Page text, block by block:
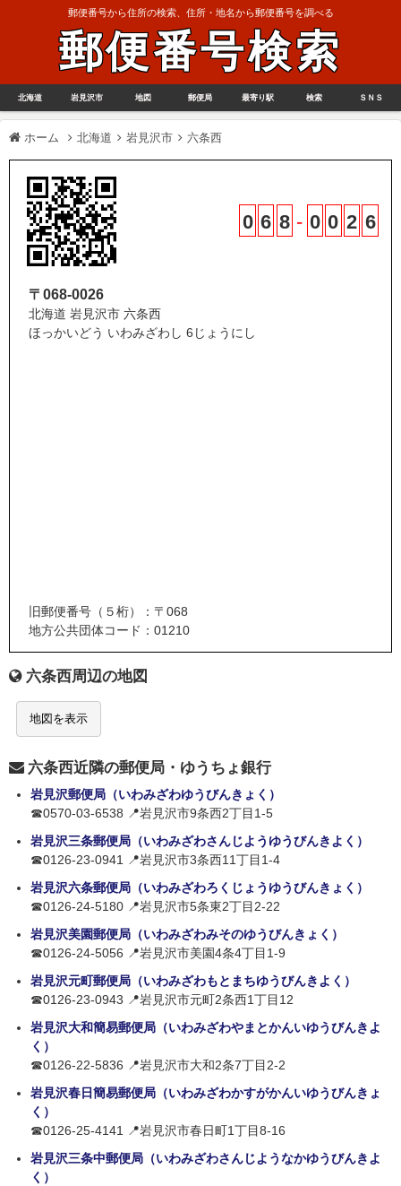
郵便番号から住所の検索、住所・地名から郵便番号を調べる
郵便番号検索
北海道 岩見沢市 地図 郵便局 最寄り駅 検索 ＳＮＳ
ホーム 北海道 岩見沢市 六条西
0 6 8 - 0 0 2 6
〒068-0026
北海道 岩見沢市 六条西
ほっかいどう いわみざわし 6じょうにし
旧郵便番号（５桁）：〒068
地方公共団体コード：01210
六条西周辺の地図
地図を表示
六条西近隣の郵便局・ゆうちょ銀行
岩見沢郵便局（いわみざわゆうびんきょく）
☎0570-03-6538 📍岩見沢市9条西2丁目1-5
岩見沢三条郵便局（いわみざわさんじようゆうびんきよく）
☎0126-23-0941 📍岩見沢市3条西11丁目1-4
岩見沢六条郵便局（いわみざわろくじょうゆうびんきょく）
☎0126-24-5180 📍岩見沢市5条東2丁目2-22
岩見沢美園郵便局（いわみざわみそのゆうびんきょく）
☎0126-24-5056 📍岩見沢市美園4条4丁目1-9
岩見沢元町郵便局（いわみざわもとまちゆうびんきよく）
☎0126-23-0943 📍岩見沢市元町2条西1丁目12
岩見沢大和簡易郵便局（いわみざわやまとかんいゆうびんきよ
く）
☎0126-22-5836 📍岩見沢市大和2条7丁目2-2
岩見沢春日簡易郵便局（いわみざわかすがかんいゆうびんきょ
く）
☎0126-25-4141 📍岩見沢市春日町1丁目8-16
岩見沢三条中郵便局（いわみざわさんじようなかゆうびんきよ
く）